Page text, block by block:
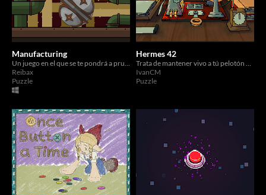
Manufacturing
Reibax
Puzzle
Hermes 42
IvanCM
Puzzle